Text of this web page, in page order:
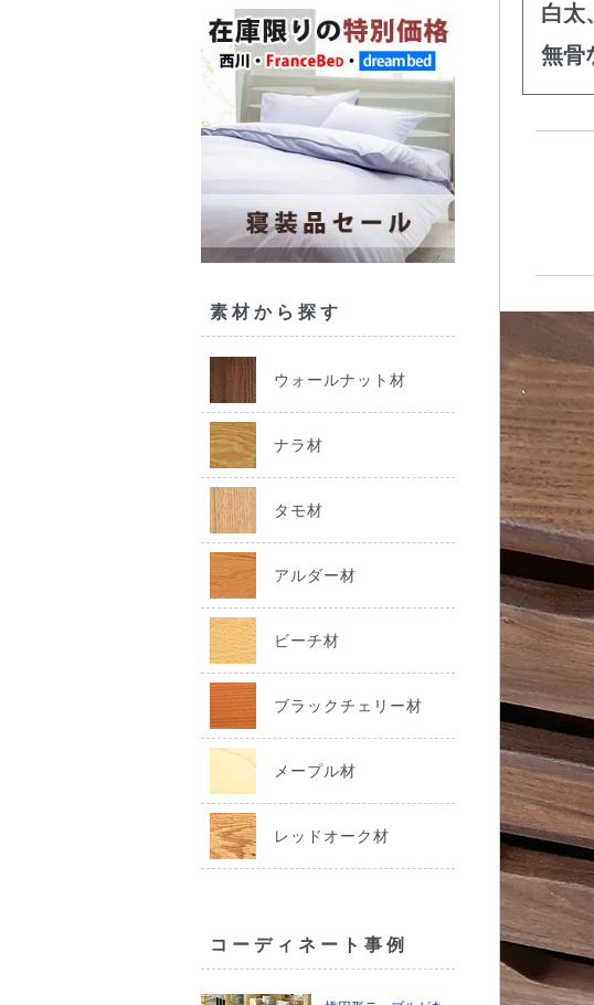
白太
無骨
素材から探す
ウォールナット材
ナラ材
タモ材
アルダー材
ビーチ材
ブラックチェリー材
メープル材
レッドオーク材
コーディネート事例